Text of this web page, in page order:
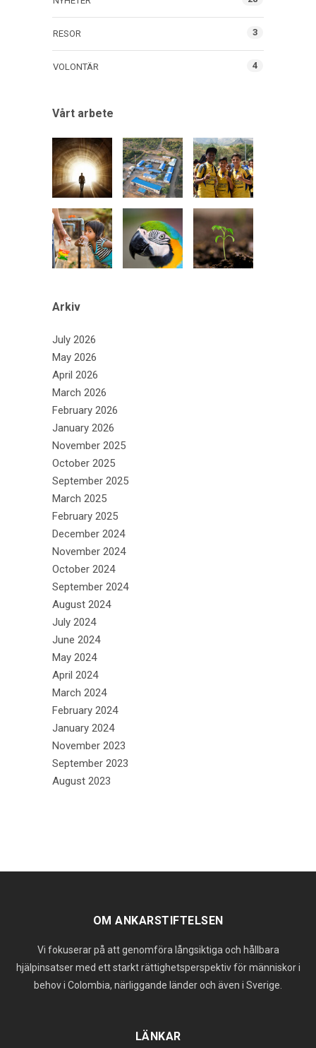
RESOR 3
VOLONTÄR 4
Vårt arbete
Arkiv
July 2026
May 2026
April 2026
March 2026
February 2026
January 2026
November 2025
October 2025
September 2025
March 2025
February 2025
December 2024
November 2024
October 2024
September 2024
August 2024
July 2024
June 2024
May 2024
April 2024
March 2024
February 2024
January 2024
November 2023
September 2023
August 2023
OM ANKARSTIFTELSEN
Vi fokuserar på att genomföra långsiktiga och hållbara
hjälpinsatser med ett starkt rättighetsperspektiv för människor i
behov i Colombia, närliggande länder och även i Sverige.
LÄNKAR